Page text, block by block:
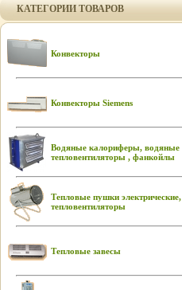
КАТЕГОРИИ ТОВАРОВ
Конвекторы
Конвекторы Siemens
Водяные калориферы, водяные
тепловентиляторы , фанкойлы
Тепловые пушки электрические,
тепловентиляторы
Тепловые завесы